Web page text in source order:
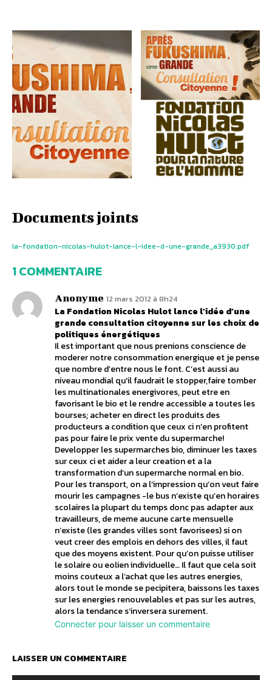
Documents joints
la-fondation-nicolas-hulot-lance-l-idee-d-une-grande_a3930.pdf
1 COMMENTAIRE
Anonyme 12 mars 2012 à 8h24
La Fondation Nicolas Hulot lance l’idée d’une
grande consultation citoyenne sur les choix de
politiques énergétiques
Il est important que nous prenions conscience de
moderer notre consommation energique et je pense
que nombre d’entre nous le font. C’est aussi au
niveau mondial qu’il faudrait le stopper,faire tomber
les multinationales energivores, peut etre en
favorisant le bio et le rendre accessible a toutes les
bourses; acheter en direct les produits des
producteurs a condition que ceux ci n’en profitent
pas pour faire le prix vente du supermarche!
Developper les supermarches bio, diminuer les taxes
sur ceux ci et aider a leur creation et a la
transformation d’un supermarche normal en bio.
Pour les transport, on a l’impression qu’on veut faire
mourir les campagnes -le bus n’existe qu’en horaires
scolaires la plupart du temps donc pas adapter aux
travailleurs, de meme aucune carte mensuelle
n’existe (les grandes villes sont favorisees) si on
veut creer des emplois en dehors des villes, il faut
que des moyens existent. Pour qu’on puisse utiliser
le solaire ou eolien individuelle… Il faut que cela soit
moins couteux a l’achat que les autres energies,
alors tout le monde se pecipitera, baissons les taxes
sur les energies renouvelables et pas sur les autres,
alors la tendance s’inversera surement.
Connecter pour laisser un commentaire
LAISSER UN COMMENTAIRE